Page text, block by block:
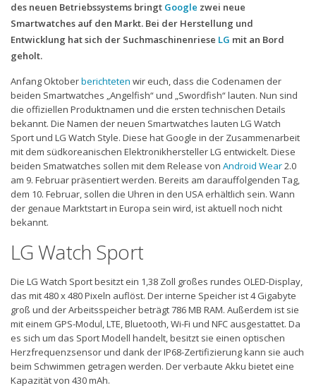
Flatrate-Datentarife
des neuen Betriebssystems bringt Google zwei neue
Smartwatches auf den Markt. Bei der Herstellung und
Entwicklung hat sich der Suchmaschinenriese LG mit an Bord
geholt.
Anfang Oktoberberichteten wir euch, dass die Codenamen der
beiden Smartwatches „Angelfish“ und „Swordfish“ lauten. Nun sind
die offiziellen Produktnamen und die ersten technischen Details
bekannt. Die Namen der neuen Smartwatches lauten LG Watch
Sport und LG Watch Style. Diese hat Google in der Zusammenarbeit
mit dem südkoreanischen Elektronikhersteller LG entwickelt. Diese
beiden Smatwatches sollen mit dem Release von Android Wear2.0
am 9. Februar präsentiert werden. Bereits am darauffolgenden Tag,
dem 10. Februar, sollen die Uhren in den USA erhältlich sein. Wann
der genaue Marktstart in Europa sein wird, ist aktuell noch nicht
bekannt.
LG Watch Sport
Die LG Watch Sport besitzt ein 1,38 Zoll großes rundes OLED-Display,
das mit 480 x 480 Pixeln auflöst. Der interne Speicher ist 4 Gigabyte
groß und der Arbeitsspeicher beträgt 786 MB RAM. Außerdem ist sie
mit einem GPS-Modul, LTE, Bluetooth, Wi-Fi und NFC ausgestattet. Da
es sich um das Sport Modell handelt, besitzt sie einen optischen
Herzfrequenzsensor und dank der IP68-Zertifizierung kann sie auch
beim Schwimmen getragen werden. Der verbaute Akku bietet eine
Kapazität von 430 mAh.